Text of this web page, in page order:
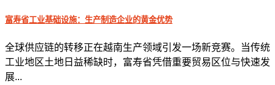
富寿省工业基础设施：生产制造企业的黄金优势
全球供应链的转移正在越南生产领域引发一场新竞赛。当传统
工业地区土地日益稀缺时，富寿省凭借重要贸易区位与快速发
展...